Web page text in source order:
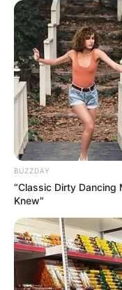
BUZZDAY
“Classic Dirty
Knew"